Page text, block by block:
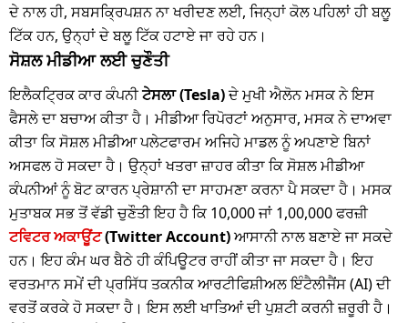
ਦੇ ਨਾਲ ਹੀ, ਸਬਸਕ੍ਰਿਪਸ਼ਨ ਨਾ ਖਰੀਦਣ ਲਈ, ਜਿਨ੍ਹਾਂ ਕੋਲ ਪਹਿਲਾਂ ਹੀ ਬਲੂ
ਟਿੱਕ ਹਨ, ਉਨ੍ਹਾਂ ਦੇ ਬਲੂ ਟਿੱਕ ਹਟਾਏ ਜਾ ਰਹੇ ਹਨ।
ਸੋਸ਼ਲ ਮੀਡੀਆ ਲਈ ਚੁਣੌਤੀ
ਇਲੈਕਟ੍ਰਿਕ ਕਾਰ ਕੰਪਨੀਟੇਸਲਾ (Tesla)ਦੇ ਮੁਖੀ ਐਲੋਨ ਮਸਕ ਨੇ ਇਸ
ਫੈਸਲੇ ਦਾ ਬਚਾਅ ਕੀਤਾ ਹੈ। ਮੀਡੀਆ ਰਿਪੋਰਟਾਂ ਅਨੁਸਾਰ, ਮਸਕ ਨੇ ਦਾਅਵਾ
ਕੀਤਾ ਕਿ ਸੋਸ਼ਲ ਮੀਡੀਆ ਪਲੇਟਫਾਰਮ ਅਜਿਹੇ ਮਾਡਲ ਨੂੰ ਅਪਣਾਏ ਬਿਨਾਂ
ਅਸਫਲ ਹੋ ਸਕਦਾ ਹੈ। ਉਨ੍ਹਾਂ ਖਤਰਾ ਜ਼ਾਹਰ ਕੀਤਾ ਕਿ ਸੋਸ਼ਲ ਮੀਡੀਆ
ਕੰਪਨੀਆਂ ਨੂੰ ਬੋਟ ਕਾਰਨ ਪ੍ਰੇਸ਼ਾਨੀ ਦਾ ਸਾਹਮਣਾ ਕਰਨਾ ਪੈ ਸਕਦਾ ਹੈ। ਮਸਕ
ਮੁਤਾਬਕ ਸਭ ਤੋਂ ਵੱਡੀ ਚੁਣੌਤੀ ਇਹ ਹੈ ਕਿ 10,000 ਜਾਂ 1,00,000 ਫਰਜ਼ੀ
ਟਵਿਟਰ ਅਕਾਊਂਟ(Twitter Account)ਆਸਾਨੀ ਨਾਲ ਬਣਾਏ ਜਾ ਸਕਦੇ
ਹਨ। ਇਹ ਕੰਮ ਘਰ ਬੈਠੇ ਹੀ ਕੰਪਿਊਟਰ ਰਾਹੀਂ ਕੀਤਾ ਜਾ ਸਕਦਾ ਹੈ। ਇਹ
ਵਰਤਮਾਨ ਸਮੇਂ ਦੀ ਪ੍ਰਸਿੱਧ ਤਕਨੀਕ ਆਰਟੀਫਿਸ਼ੀਅਲ ਇੰਟੈਲੀਜੈਂਸ (AI) ਦੀ
ਵਰਤੋਂ ਕਰਕੇ ਹੋ ਸਕਦਾ ਹੈ। ਇਸ ਲਈ ਖਾਤਿਆਂ ਦੀ ਪੁਸ਼ਟੀ ਕਰਨੀ ਜ਼ਰੂਰੀ ਹੈ।